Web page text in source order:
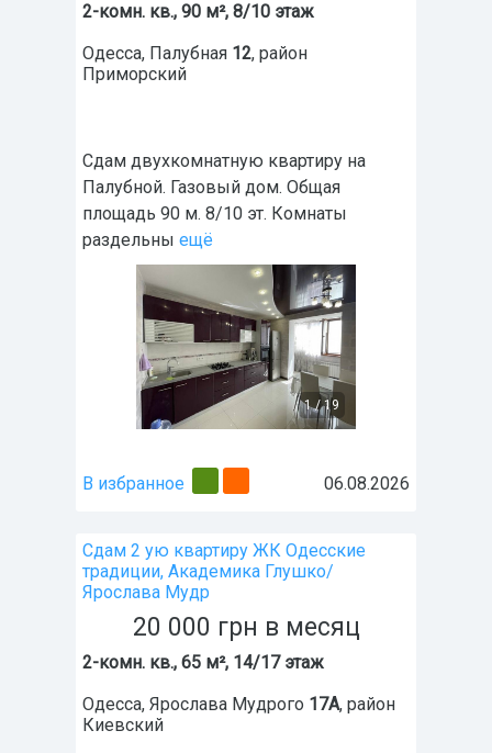
2-комн. кв., 90 м², 8/10 этаж
Одесса, Палубная 12, район
Приморский
Сдам двухкомнатную квартиру на
Палубной. Газовый дом. Общая
площадь 90 м. 8/10 эт. Комнаты
раздельны ещё
1/19
В избранное 06.08.2026
Сдам 2 ую квартиру ЖК Одесские
традиции, Академика Глушко/
Ярослава Мудр
20 000 грн в месяц
2-комн. кв., 65 м², 14/17 этаж
Одесса, Ярослава Мудрого 17А, район
Киевский